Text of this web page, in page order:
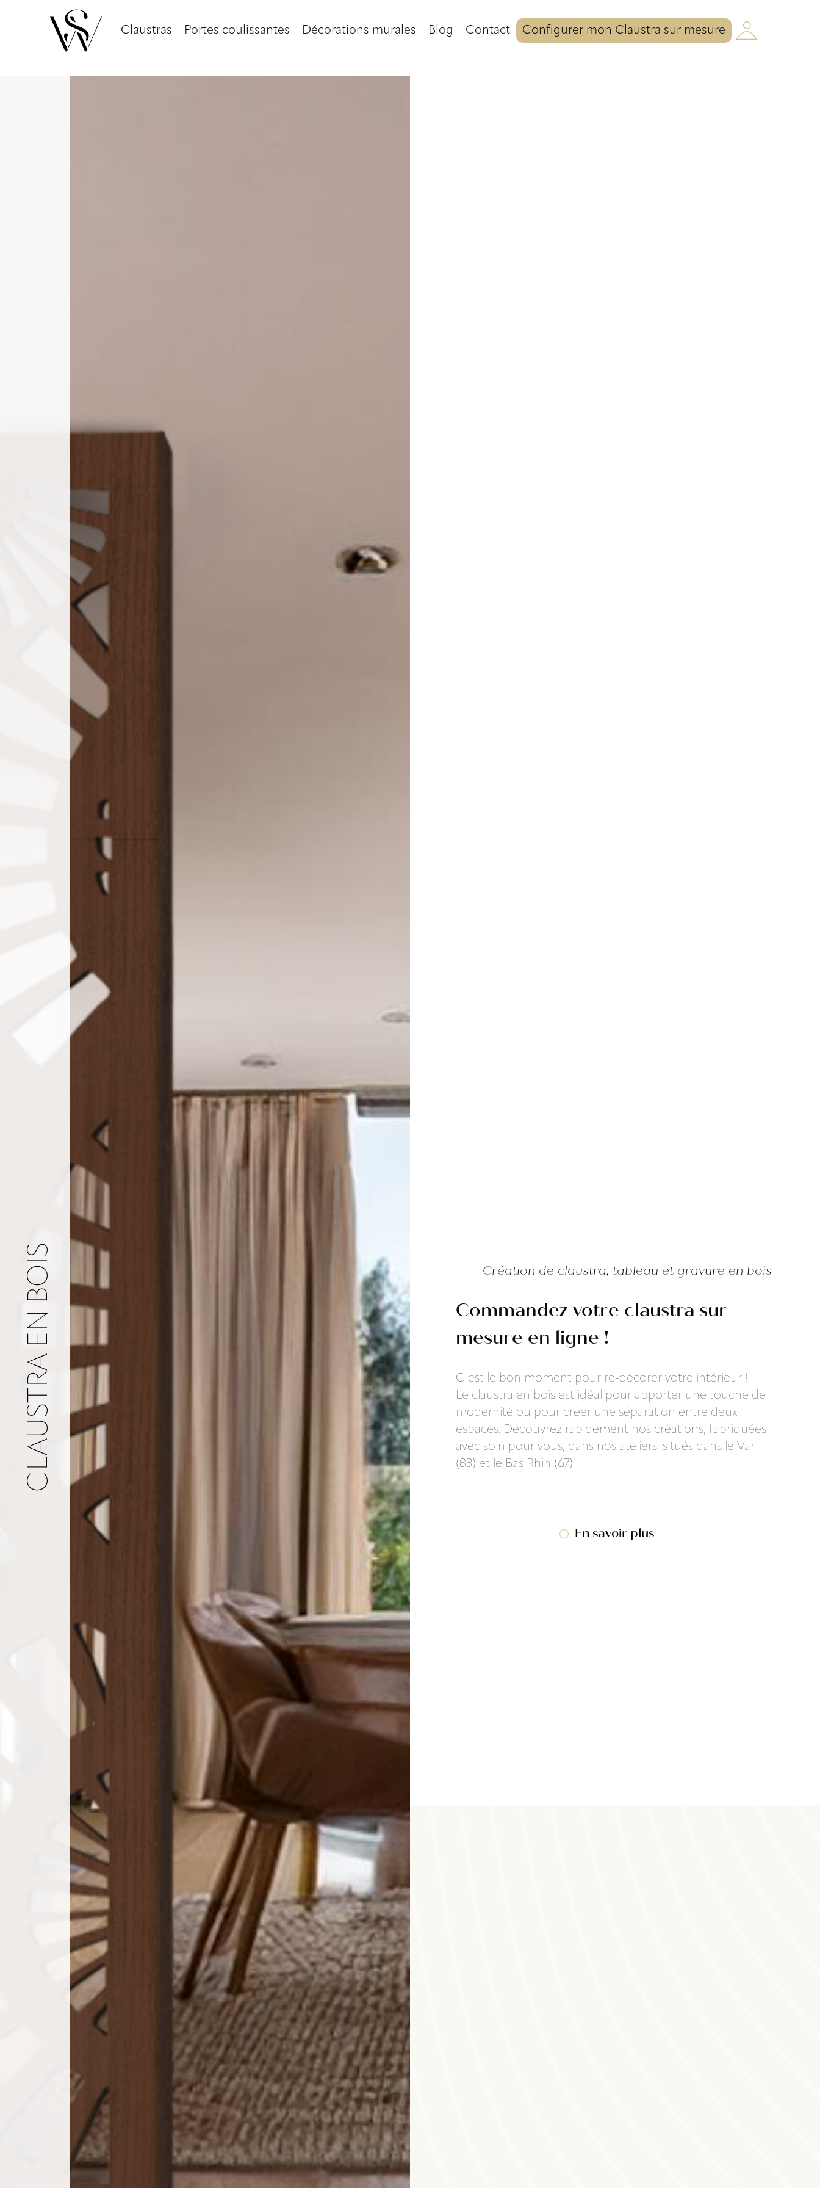
Claustras Portes coulissantes Décorations murales Blog Contact Configurer mon Claustra sur mesure
CLAUSTRA EN BOIS Création de claustra, tableau et gravure en bois
Commandez votre claustra sur-
mesure en ligne !
C'est le bon moment pour re-décorer votre intérieur !
Le claustra en bois est idéal pour apporter une touche de
modernité ou pour créer une séparation entre deux
espaces. Découvrez rapidement nos créations, fabriquées
avec soin pour vous, dans nos ateliers, situés dans le Var
(83) et le Bas Rhin (67)
En savoir plus